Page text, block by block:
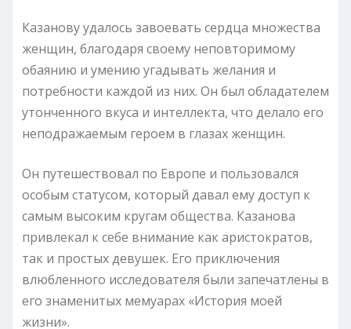
Казанову удалось завоевать сердца множества
женщин, благодаря своему неповторимому
обаянию и умению угадывать желания и
потребности каждой из них. Он был обладателем
утонченного вкуса и интеллекта, что делало его
неподражаемым героем в глазах женщин.
Он путешествовал по Европе и пользовался
особым статусом, который давал ему доступ к
самым высоким кругам общества. Казанова
привлекал к себе внимание как аристократов,
так и простых девушек. Его приключения
влюбленного исследователя были запечатлены в
его знаменитых мемуарах «История моей
жизни».